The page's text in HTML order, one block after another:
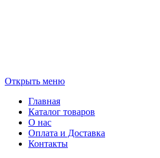
Открыть меню
Главная
Каталог товаров
О нас
Оплата и Доставка
Контакты